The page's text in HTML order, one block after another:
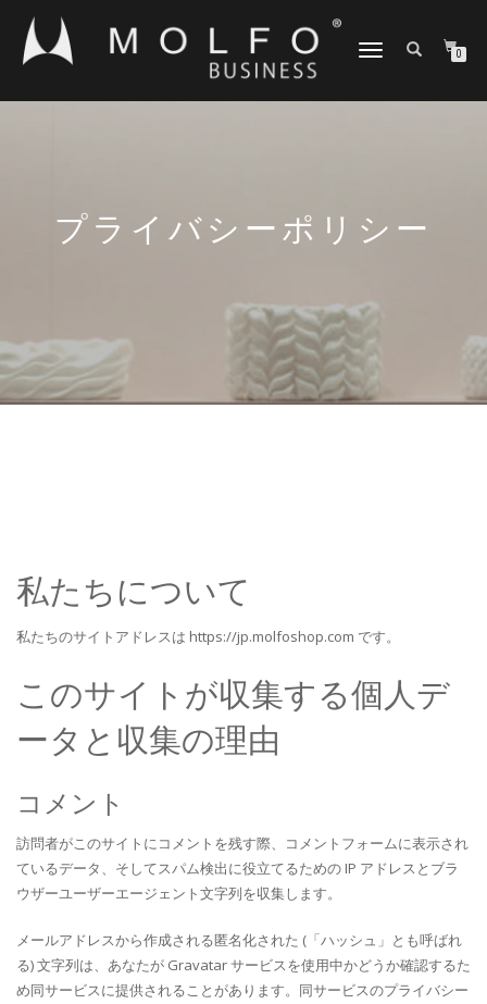
ナ
り
替
0
プライバシーポリシー
私たちについて
私たちのサイトアドレスは https://jp.molfoshop.com です。
このサイトが収集する個人デ
ータと収集の理由
コメント
訪問者がこのサイトにコメントを残す際、コメントフォームに表示され
ているデータ、そしてスパム検出に役立てるための IP アドレスとブラ
ウザーユーザーエージェント文字列を収集します。
メールアドレスから作成される匿名化された (「ハッシュ」とも呼ばれ
る) 文字列は、あなたが Gravatar サービスを使用中かどうか確認するた
め同サービスに提供されることがあります。同サービスのプライバシー